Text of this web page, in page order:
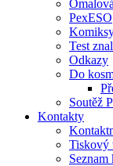
PexESO
Test
Odkazy
Do
Soutěž
Kontakty
Tiskový